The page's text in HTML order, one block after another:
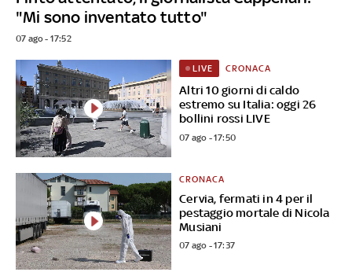
"Mi sono inventato tutto"
07 ago - 17:52
Altri 10 giorni di caldo
estremo su Italia: oggi 26
bollini rossi LIVE
LIVE CRONACA
07 ago - 17:50
Cervia, fermati in 4 per il
pestaggio mortale di Nicola
Musiani
CRONACA
07 ago - 17:37